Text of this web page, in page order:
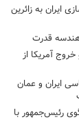
ایران به زائرین
هندسه قدرت
آمریکا از
ایران و عمان
رئیس‌جمهور با